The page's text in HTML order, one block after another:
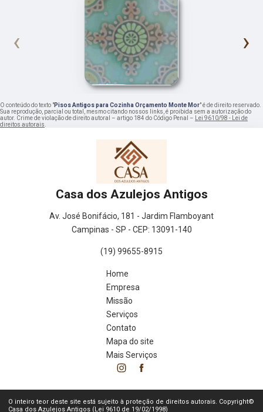
‹ ›
O conteúdo do texto "Pisos Antigos para Cozinha Orçamento Monte Mor" é de direito reservado.
Sua reprodução, parcial ou total, mesmo citando nossos links, é proibida sem a autorização do
autor. Crime de violação de direito autoral – artigo 184 do Código Penal –
Lei 9610/98 - Lei de
direitos autorais
Casa dos Azulejos Antigos
Av. José Bonifácio, 181 - Jardim Flamboyant
Campinas - SP - CEP: 13091-140
(19) 99655-8915
Home
Empresa
Missão
Serviços
Contato
Mapa do site
Mais Serviços
O inteiro teor deste site está sujeito à proteção de direitos autorais. Copyright©
Casa dos Azulejos Antigos (Lei 9610 de 19/02/1998)